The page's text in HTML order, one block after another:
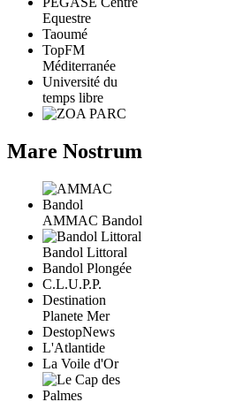
Equestre
Taoumé
TopFM
Méditerranée
Université du
temps libre
Mare Nostrum
AMMAC Bandol
Bandol Littoral
Bandol Plongée
C.L.U.P.P.
Destination
Planete Mer
DestopNews
L'Atlantide
La Voile d'Or